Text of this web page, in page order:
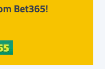
Bet365!